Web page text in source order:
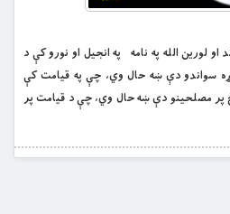
او لورین الله په نامه په انجیل او نورو کې د
پندونه ۱- پر زړه سواندو دې ښه حال وي، چې په قیامت کې
خلکو ترمنځ پر مصلحینو دې ښه حال وي، چې د قیامت پر